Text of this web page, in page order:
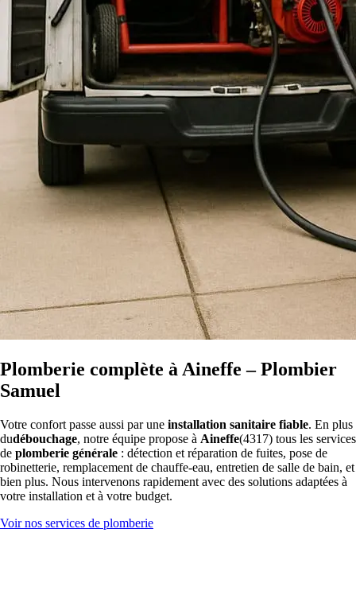
Plomberie complète à Aineffe – Plombier
Samuel
Votre confort passe aussi par une installation sanitaire fiable. En plus
dudébouchage, notre équipe propose à Aineffe(4317) tous les services
de plomberie générale : détection et réparation de fuites, pose de
robinetterie, remplacement de chauffe-eau, entretien de salle de bain, et
bien plus. Nous intervenons rapidement avec des solutions adaptées à
votre installation et à votre budget.
Voir nos services de plomberie